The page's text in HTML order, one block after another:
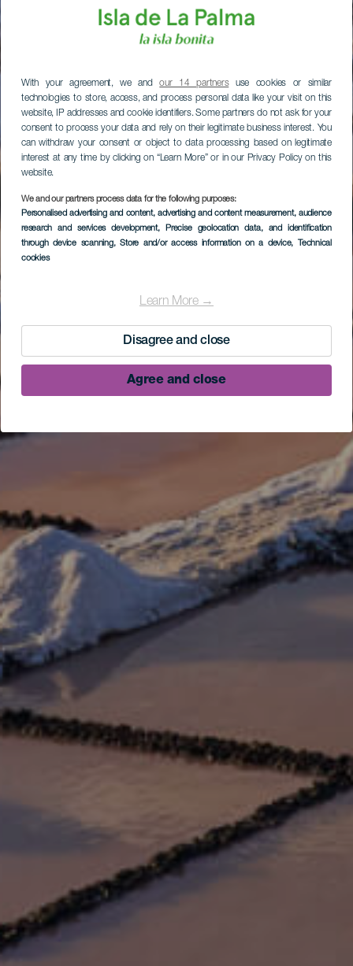
With your agreement, we andour 14 partnersuse cookies or similar
technologies to store, access, and process personal data like your visit on this
website, IP addresses and cookie identifiers. Some partners do not ask for your
consent to process your data and rely on their legitimate business interest. You
can withdraw your consent or object to data processing based on legitimate
interest at any time by clicking on “Learn More” or in our Privacy Policy on this
website.
We and our partners process data for the following purposes:
Personalised advertising and content, advertising and content measurement, audience
research and services development, Precise geolocation data, and identification
through device scanning, Store and/or access information on a device, Technical
cookies
Learn More →
Disagree and close
Agree and close